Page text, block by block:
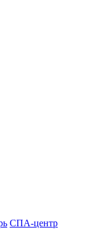
СПА-центр